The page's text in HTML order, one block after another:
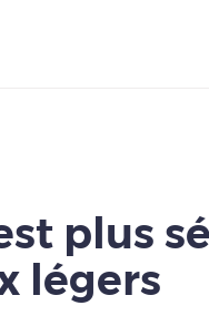
plus
légers